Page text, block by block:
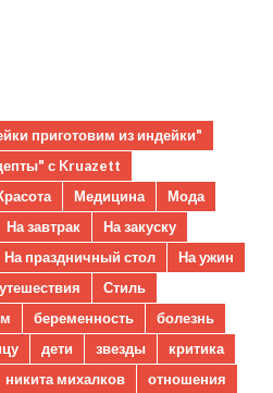
приготовим из индейки"
с Kruazett
Медицина
Мода
На завтрак
На закуску
На праздничный стол
На ужин
Стиль
беременность
болезнь
дети звезды
критика
никита михалков
отношения